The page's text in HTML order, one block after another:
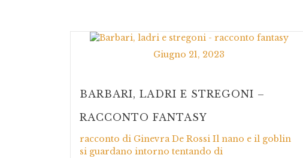
Giugno 21, 2023
BARBARI, LADRI E STREGONI –
RACCONTO FANTASY
racconto di Ginevra De Rossi Il nano e il goblin
si guardano intorno tentando di